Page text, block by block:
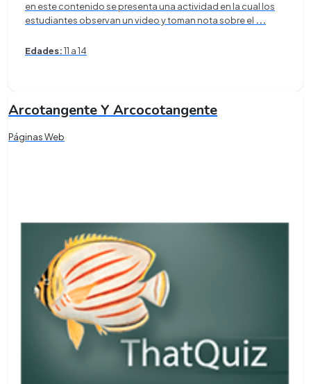
en este contenido se presenta una actividad en la cual los
estudiantes observan un video y toman nota sobre el ...
Edades:11 a 14
Arcotangente Y Arcocotangente
Páginas Web